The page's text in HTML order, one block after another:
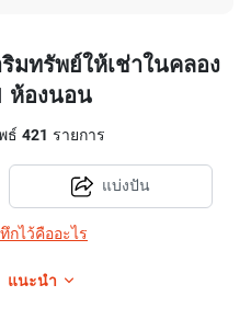
มทรัพย์ให้เช่าในคลอง
ห้องนอน
ธ์ 421 รายการ
กไว้คืออะไร
แบ่งปัน
แนะนำ